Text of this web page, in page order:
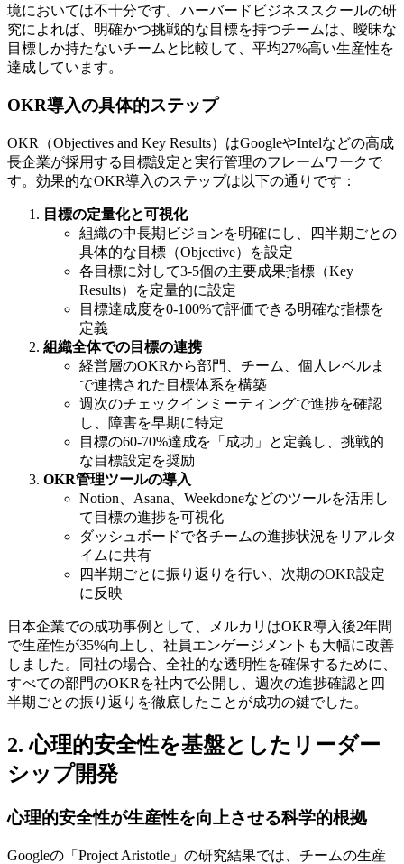
境においては不十分です。ハーバードビジネススクールの研
究によれば、明確かつ挑戦的な目標を持つチームは、曖昧な
目標しか持たないチームと比較して、平均27%高い生産性を
達成しています。
OKR導入の具体的ステップ
OKR（Objectives and Key Results）はGoogleやIntelなどの高成
長企業が採用する目標設定と実行管理のフレームワークで
す。効果的なOKR導入のステップは以下の通りです：
目標の定量化と可視化
組織の中長期ビジョンを明確にし、四半期ごとの
具体的な目標（Objective）を設定
各目標に対して3-5個の主要成果指標（Key
Results）を定量的に設定
目標達成度を0-100%で評価できる明確な指標を
定義
組織全体での目標の連携
経営層のOKRから部門、チーム、個人レベルま
で連携された目標体系を構築
週次のチェックインミーティングで進捗を確認
し、障害を早期に特定
目標の60-70%達成を「成功」と定義し、挑戦的
な目標設定を奨励
OKR管理ツールの導入
Notion、Asana、Weekdoneなどのツールを活用し
て目標の進捗を可視化
ダッシュボードで各チームの進捗状況をリアルタ
イムに共有
四半期ごとに振り返りを行い、次期のOKR設定
に反映
日本企業での成功事例として、メルカリはOKR導入後2年間
で生産性が35%向上し、社員エンゲージメントも大幅に改善
しました。同社の場合、全社的な透明性を確保するために、
すべての部門のOKRを社内で公開し、週次の進捗確認と四
半期ごとの振り返りを徹底したことが成功の鍵でした。
2. 心理的安全性を基盤としたリーダー
シップ開発
心理的安全性が生産性を向上させる科学的根拠
Googleの「Project Aristotle」の研究結果では、チームの生産